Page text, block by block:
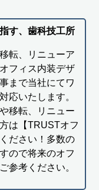
す、歯科技工所
転、リニューア
フィス内装デザ
まで当社にてワ
応いたします。
移転、リニュー
は【TRUSTオフ
ださい！多数の
ので将来のオフ
参考ください。